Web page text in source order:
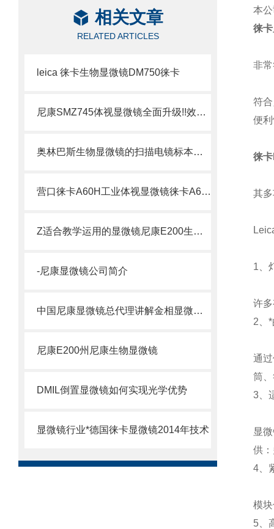
相关文章
RELATED ARTICLES
leica 徕卡生物显微镜DM750徕卡
尼康SMZ745体视显微镜全面升级!!效果更清晰尼康SMZ745显微镜
奥林巴斯生物显微镜的扫描电镜标本制备方法
营口徕卡A60H工业体视显微镜徕卡A60H
Z适合教学运用的显微镜尼康E200生物显微镜E200
-尼康显微镜公司简介
中国尼康显微镜总代理讲解金相显微镜的保养与正确的使用方法
尼康E200州尼康生物显微镜
DMIL倒置显微镜如何实现光学优势
显微镜行业*德国徕卡显微镜2014年技术
本
徕
非
符
便
徕
其
1、
许
2、
通
筒
3、
显
供
4、
模
5、